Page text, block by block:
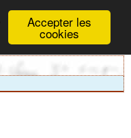
Accepter les
cookies